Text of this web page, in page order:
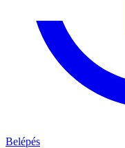
Belépés